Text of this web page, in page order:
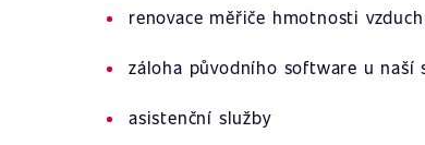
renovace měřiče hmotnosti
záloha původního software u naší
asistenční služby